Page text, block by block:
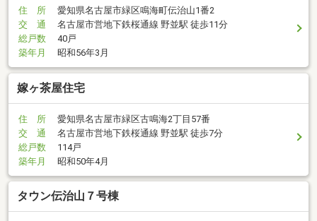
住 所
愛知県名古屋市緑区鳴海町伝治山1番2
交 通
名古屋市営地下鉄桜通線 野並駅 徒歩11分
総戸数
40戸
築年月
昭和56年3月
嫁ヶ茶屋住宅
住 所
愛知県名古屋市緑区古鳴海2丁目57番
交 通
名古屋市営地下鉄桜通線 野並駅 徒歩7分
総戸数
114戸
築年月
昭和50年4月
タウン伝治山７号棟